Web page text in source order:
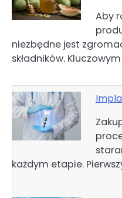
Aby
niezbędne jest
składników.
każdym etapie.
Nawigacja